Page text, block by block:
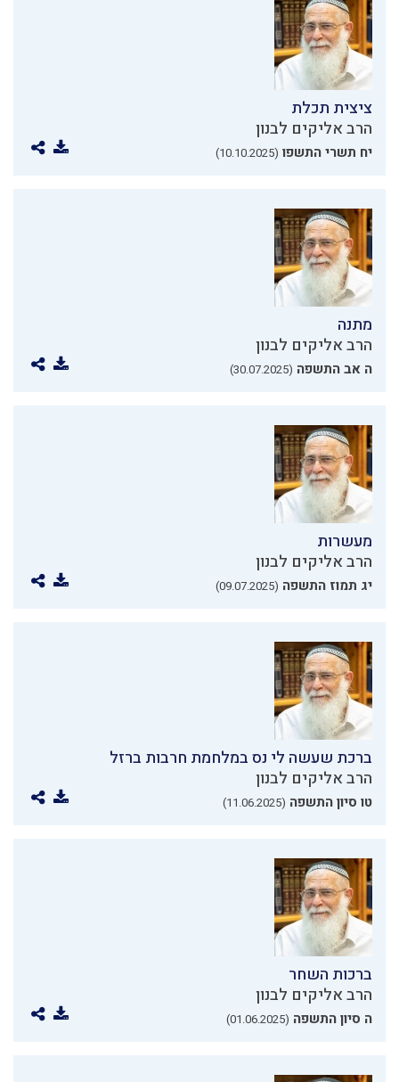
ציצית תכלת
הרב אליקים לבנון
יח תשרי התשפו (10.10.2025)
מתנה
הרב אליקים לבנון
ה אב התשפה (30.07.2025)
מעשרות
הרב אליקים לבנון
יג תמוז התשפה (09.07.2025)
ברכת שעשה לי נס במלחמת חרבות ברזל
הרב אליקים לבנון
טו סיון התשפה (11.06.2025)
ברכות השחר
הרב אליקים לבנון
ה סיון התשפה (01.06.2025)